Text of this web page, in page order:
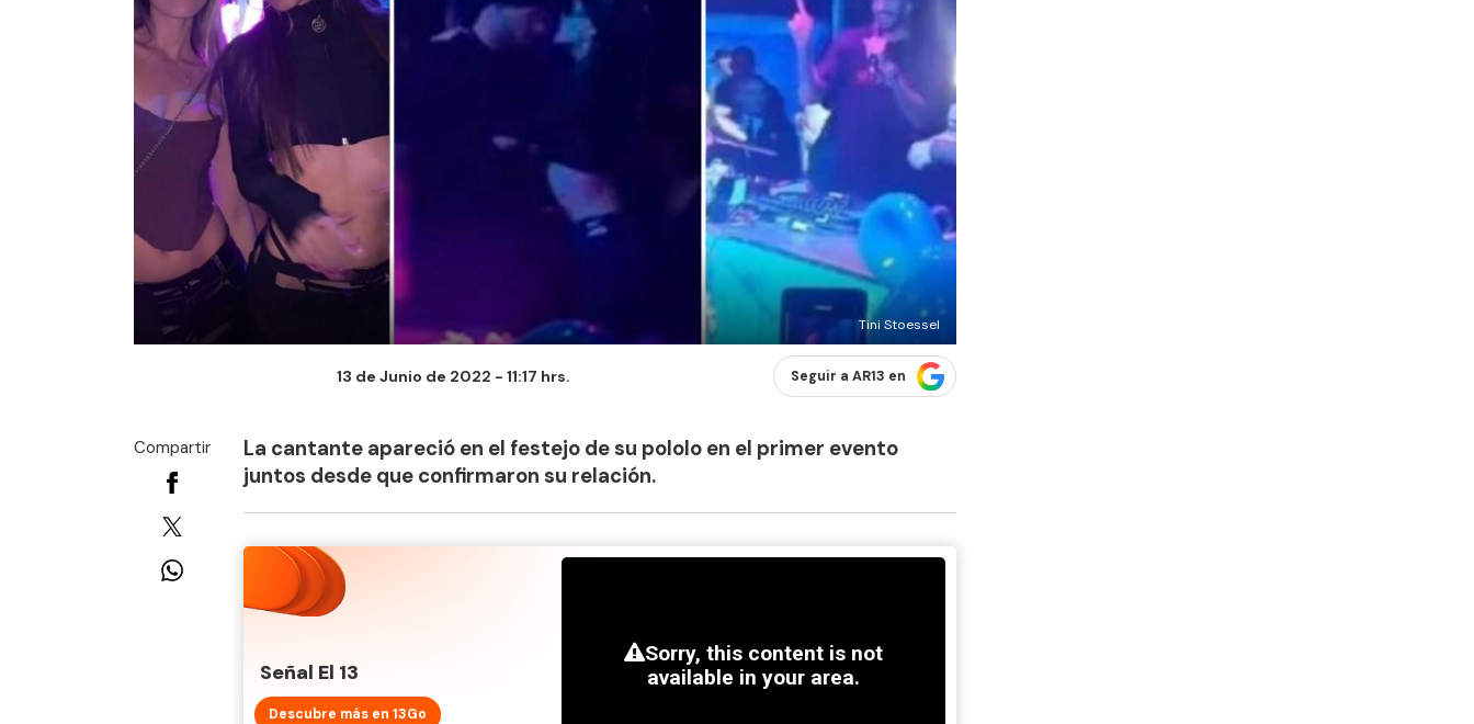
Tini Stoessel
13 de Junio de 2022 - 11:17 hrs. Seguir a AR13 en
Compartir
La cantante apareció en el festejo de su pololo en el primer evento
juntos desde que confirmaron su relación.
Señal El 13
Descubre más en 13Go